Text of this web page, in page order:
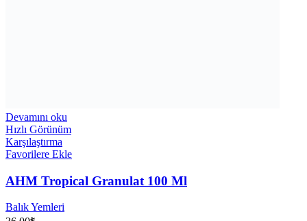
Devamını oku
Hızlı Görünüm
Karşılaştırma
Favorilere Ekle
AHM Tropical Granulat 100 Ml
Balık Yemleri